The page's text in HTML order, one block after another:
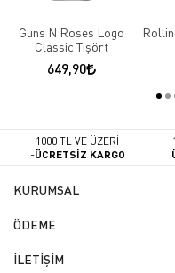
Guns N Roses Logo
Classic Tişört
649,90
1000 TL VE ÜZERİ
-ÜCRETSİZ KARGO
KURUMSAL
ÖDEME
İLETİŞİM